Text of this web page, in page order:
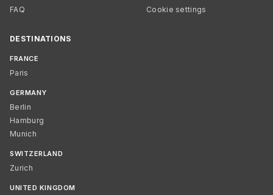
FAQ
Cookie settings
DESTINATIONS
FRANCE
Paris
GERMANY
Berlin
Hamburg
Munich
SWITZERLAND
Zurich
UNITED KINGDOM